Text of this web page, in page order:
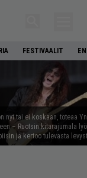
FESTIVAALIT
nyt tai ei koskaan, toteaa
– Ruotsin kitarajumala
ja kertoo tulevasta